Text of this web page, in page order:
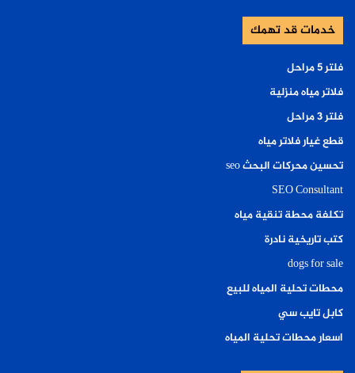
خدمات قد تهمك
فلتر ٥ مراحل
فلاتر مياه منزلية
فلتر ٣ مراحل
قطع غيار فلاتر مياه
تحسين محركات البحث seo
SEO Consultant
تكلفة محطة تنقية مياه
كتب تاريخية نادرة
dogs for sale
محطات تحلية المياه للبيع
كابل تايب سي
اسعار محطات تحلية المياه